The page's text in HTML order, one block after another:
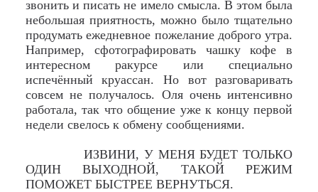
звонить и писать не имело смысла. В этом была
небольшая приятность, можно было тщательно
продумать ежедневное пожелание доброго утра.
Например, сфотографировать чашку кофе в
интересном ракурсе или специально
испечённый круассан. Но вот разговаривать
совсем не получалось. Оля очень интенсивно
работала, так что общение уже к концу первой
недели свелось к обмену сообщениями.
ИЗВИНИ, У МЕНЯ БУДЕТ ТОЛЬКО
ОДИН ВЫХОДНОЙ, ТАКОЙ РЕЖИМ
ПОМОЖЕТ БЫСТРЕЕ ВЕРНУТЬСЯ.